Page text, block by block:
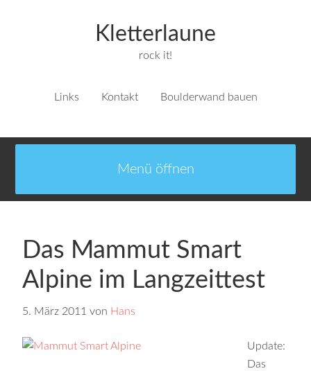
Kletterlaune
rock it!
Links Kontakt Boulderwand bauen
Das Mammut Smart
Alpine im Langzeittest
5. März 2011 von Hans
Update:
Das